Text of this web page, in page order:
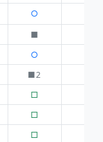
○
■
○
■2
□
□
□